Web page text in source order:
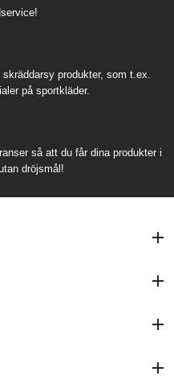
produkter, som t.ex.
på sportkläder.
så att du får dina produkter i
dröjsmål!